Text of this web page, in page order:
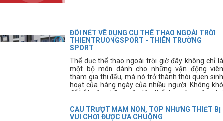
ĐÔI NÉT VỀ DỤNG CỤ THỂ THAO NGOÀI TRỜI
THIENTRUONGSPORT - THIÊN TRƯỜNG
SPORT
Thể dục thể thao ngoài trời giờ đây không chỉ là
một bộ môn dành cho những vận động viên
tham gia thi đấu, mà nó trở thành thói quen sinh
hoạt của hàng ngày của nhiều người. Không khó
để bắt gặp những sân tập thể dục công cộng tại
hình thức tập thể dục thông thường thì giờ đây
mọi người còn có thể sử dụng thêm những dụng
CẦU TRƯỢT MẦM NON, TOP NHỮNG THIẾT BỊ
VUI CHƠI ĐƯỢC ƯA CHUỘNG